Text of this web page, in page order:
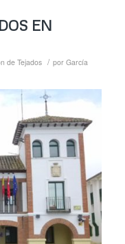
EN
de Tejados / por García